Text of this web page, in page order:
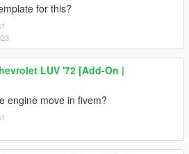
for this?
LUV '72 [Add-On |
engine move in fivem?